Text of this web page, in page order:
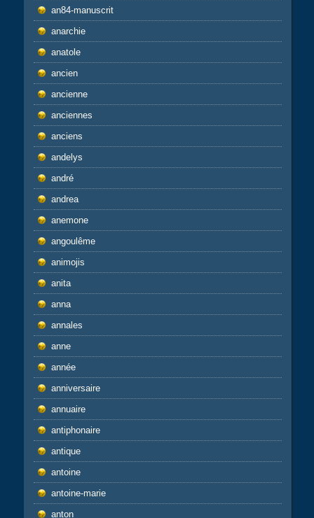
an84-manuscrit
anarchie
anatole
ancien
ancienne
anciennes
anciens
andelys
andré
andrea
anemone
angoulême
animojis
anita
anna
annales
anne
année
anniversaire
annuaire
antiphonaire
antique
antoine
antoine-marie
anton